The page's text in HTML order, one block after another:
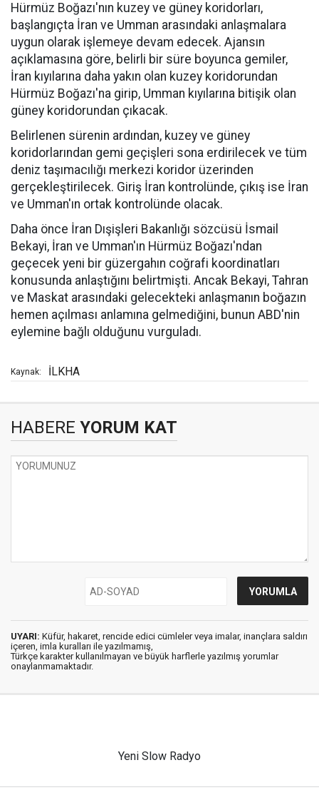
Hürmüz Boğazı'nın kuzey ve güney koridorları,
başlangıçta İran ve Umman arasındaki anlaşmalara
uygun olarak işlemeye devam edecek. Ajansın
açıklamasına göre, belirli bir süre boyunca gemiler,
İran kıyılarına daha yakın olan kuzey koridorundan
Hürmüz Boğazı'na girip, Umman kıyılarına bitişik olan
güney koridorundan çıkacak.
Belirlenen sürenin ardından, kuzey ve güney
koridorlarından gemi geçişleri sona erdirilecek ve tüm
deniz taşımacılığı merkezi koridor üzerinden
gerçekleştirilecek. Giriş İran kontrolünde, çıkış ise İran
ve Umman'ın ortak kontrolünde olacak.
Daha önce İran Dışişleri Bakanlığı sözcüsü İsmail
Bekayi, İran ve Umman'ın Hürmüz Boğazı'ndan
geçecek yeni bir güzergahın coğrafi koordinatları
konusunda anlaştığını belirtmişti. Ancak Bekayi, Tahran
ve Maskat arasındaki gelecekteki anlaşmanın boğazın
hemen açılması anlamına gelmediğini, bunun ABD'nin
eylemine bağlı olduğunu vurguladı.
Kaynak: İLKHA
HABERE YORUM KAT
UYARI: Küfür, hakaret, rencide edici cümleler veya imalar, inançlara saldırı
içeren, imla kuralları ile yazılmamış,
Türkçe karakter kullanılmayan ve büyük harflerle yazılmış yorumlar
onaylanmamaktadır.
Yeni Slow Radyo